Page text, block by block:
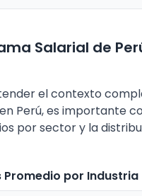
Salarial de
el contexto
Perú, es importante
por sector y la
Promedio por Industria